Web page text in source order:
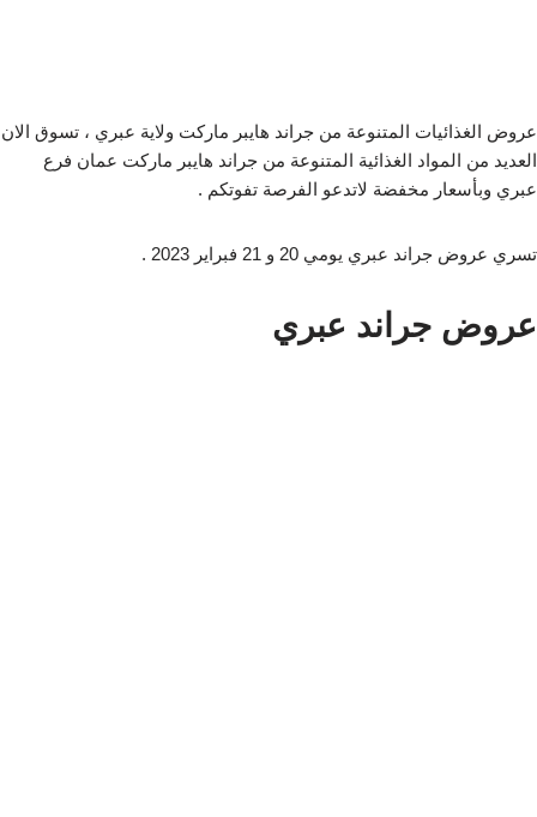
عروض الغذائيات المتنوعة من جراند هايبر ماركت ولاية عبري ، تسوق الان
العديد من المواد الغذائية المتنوعة من جراند هايبر ماركت عمان فرع
عبري وبأسعار مخفضة لاتدعو الفرصة تفوتكم .
تسري عروض جراند عبري يومي 20 و 21 فبراير 2023 .
عروض جراند عبري